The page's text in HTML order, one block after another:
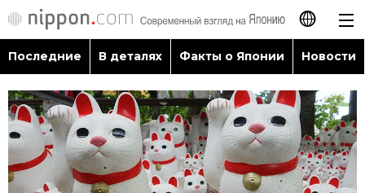
日本語
English
简体字
繁體字
Последние
Последние В деталях Факты о Японии Новости